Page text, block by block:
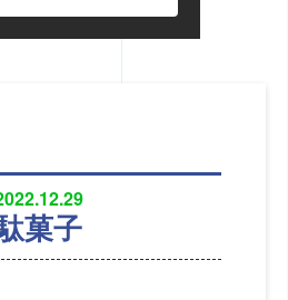
菓子